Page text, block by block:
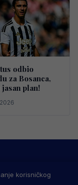
odbio
za Bosanca,
plan!
KORIŠTENJA
korisničkog